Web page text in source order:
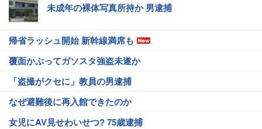
未成年の裸体写真所持か 男逮捕
帰省ラッシュ開始 新幹線満席も
覆面かぶってガソスタ強盗未遂か
「盗撮がクセに」教員の男逮捕
なぜ避難後に再入館できたのか
女児にAV見せわいせつ? 75歳逮捕